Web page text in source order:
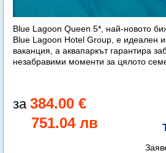
Blue Lagoon Queen 5*, най-новото
Blue Lagoon Hotel Group, е идеален
ваканция, а аквапаркът гарантира
незабравими моменти за цялото
384.00 €
751.04 лв